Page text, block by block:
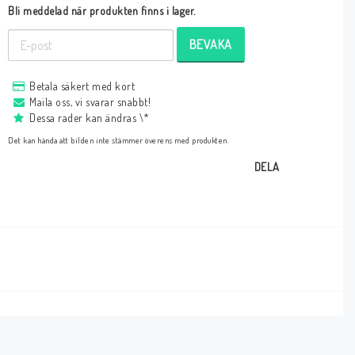
Bli meddelad när produkten finns i lager.
BEVAKA
Betala säkert med kort
Maila oss, vi svarar snabbt!
Dessa rader kan ändras \*
Det kan hända att bilden inte stämmer överens med produkten.
DELA